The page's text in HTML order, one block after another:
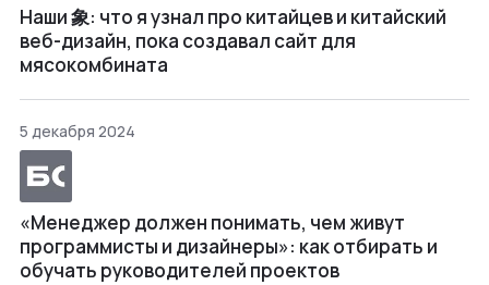
Наши 象: что я узнал про китайцев и китайский
веб-дизайн, пока создавал сайт для
мясокомбината
5 декабря 2024
«Менеджер должен понимать, чем живут
программисты и дизайнеры»: как отбирать и
обучать руководителей проектов